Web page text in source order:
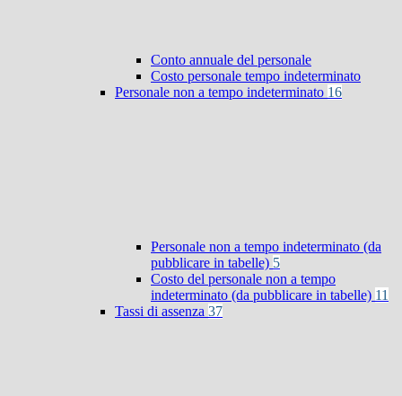
Conto annuale del personale
Costo personale tempo indeterminato
Personale non a tempo indeterminato 16
Personale non a tempo indeterminato (da
pubblicare in tabelle) 5
Costo del personale non a tempo
indeterminato (da pubblicare in tabelle) 11
Tassi di assenza 37